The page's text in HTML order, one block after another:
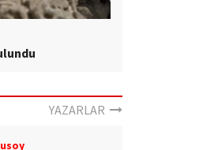
YAZARLAR